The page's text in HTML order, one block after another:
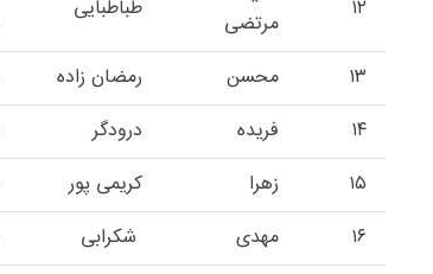
۱۲
مرتضی
طباطبایی
۱۳ محسن رمضان زاده
۱۴
فریده درودگر
۱۵
زهرا کریمی پور
۱۶
مهدی شکرابی